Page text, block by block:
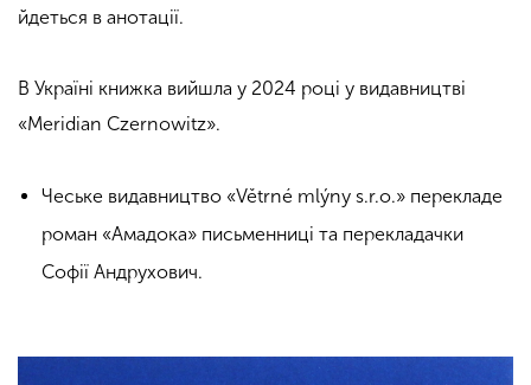
йдеться в анотації.
В Україні книжка вийшла у 2024 році у видавництві
«Meridian Czernowitz».
Чеське видавництво «Větrné mlýny s.r.o.» перекладе
роман «Амадока» письменниці та перекладачки
Софії Андрухович.